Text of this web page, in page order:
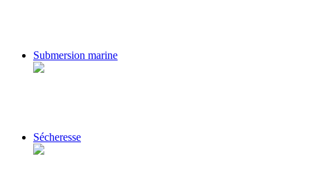
Submersion marine
Sécheresse